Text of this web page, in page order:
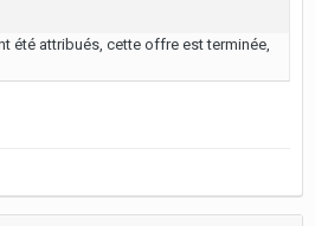
été attribués, cette offre est terminée,